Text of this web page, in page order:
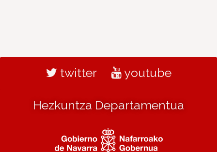
twitter youtube
Hezkuntza Departamentua